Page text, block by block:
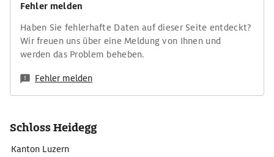
Fehler melden
Haben Sie fehlerhafte Daten auf dieser Seite entdeckt?
Wir freuen uns über eine Meldung von Ihnen und
werden das Problem beheben.
Fehler melden
Schloss Heidegg
Kanton Luzern